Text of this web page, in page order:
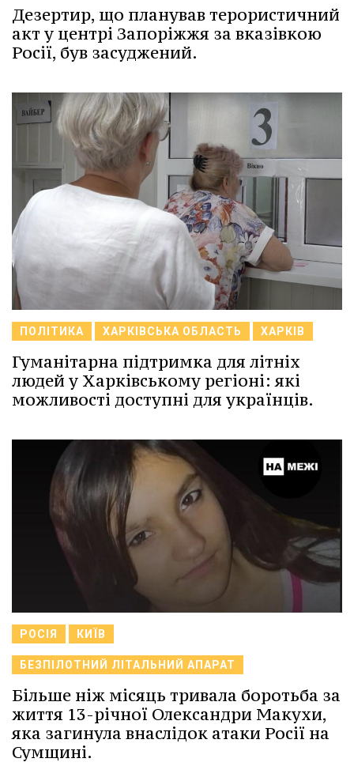
Дезертир, що планував терористичний
акт у центрі Запоріжжя за вказівкою
Росії, був засуджений.
ПОЛІТИКА ХАРКІВСЬКА ОБЛАСТЬ ХАРКІВ
Гуманітарна підтримка для літніх
людей у Харківському регіоні: які
можливості доступні для українців.
РОСІЯ КИЇВ
БЕЗПІЛОТНИЙ ЛІТАЛЬНИЙ АПАРАТ
Більше ніж місяць тривала боротьба за
життя 13-річної Олександри Макухи,
яка загинула внаслідок атаки Росії на
Сумщині.